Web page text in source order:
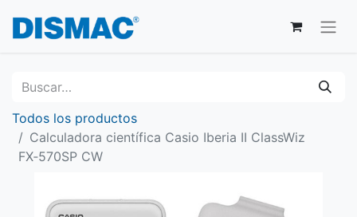
Todos los productos
Calculadora científica Casio Iberia II ClassWiz
FX‑570SP CW